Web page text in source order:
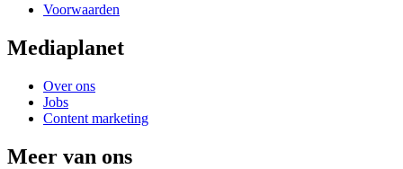
Voorwaarden
Mediaplanet
Over ons
Jobs
Content marketing
Meer van ons